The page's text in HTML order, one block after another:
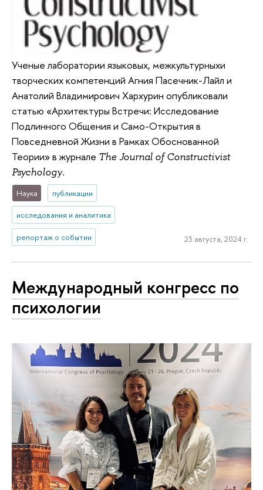
Ученые лаборатории языковых, межкультурныхи
творческих компетенций Агния Пасечник-Лайл и
Анатолий Владимирович Хархурин опубликовали
статью «Архитектуры Встречи: Исследование
Подлинного Общения и Само-Открытия в
Повседневной Жизни в Рамках Обоснованной
Теории» в журнале The Journal of Constructivist
Psychology.
Наука публикации
исследования и аналитика
репортаж о событии 23 августа, 2024 г.
Международный конгресс по
психологии